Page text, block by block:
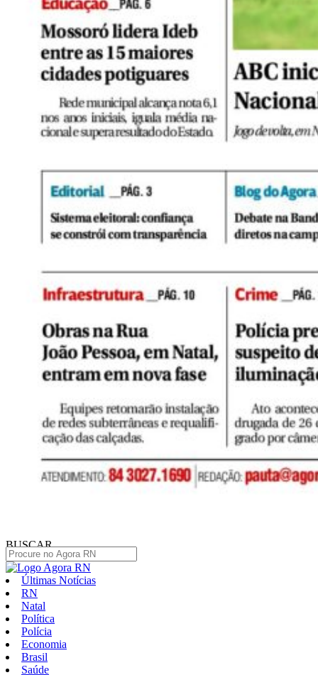
BUSCAR
Últimas Notícias
RN
Natal
Política
Polícia
Economia
Brasil
Saúde